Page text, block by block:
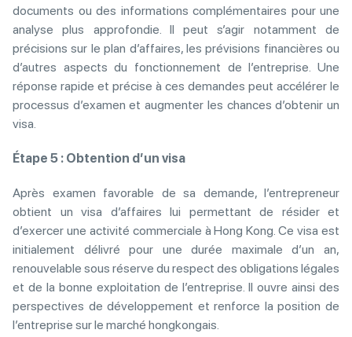
documents ou des informations complémentaires pour une
analyse plus approfondie. Il peut s’agir notamment de
précisions sur le plan d’affaires, les prévisions financières ou
d’autres aspects du fonctionnement de l’entreprise. Une
réponse rapide et précise à ces demandes peut accélérer le
processus d’examen et augmenter les chances d’obtenir un
visa.
Étape 5 : Obtention d’un visa
Après examen favorable de sa demande, l’entrepreneur
obtient un visa d’affaires lui permettant de résider et
d’exercer une activité commerciale à Hong Kong. Ce visa est
initialement délivré pour une durée maximale d’un an,
renouvelable sous réserve du respect des obligations légales
et de la bonne exploitation de l’entreprise. Il ouvre ainsi des
perspectives de développement et renforce la position de
l’entreprise sur le marché hongkongais.